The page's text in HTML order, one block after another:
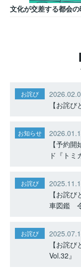
文化が交差する都会の
お詫び
【お詫
お知らせ
【予約
ド『ト
お詫び
【お詫
車図鑑
お詫び
【お詫
Vol.32』